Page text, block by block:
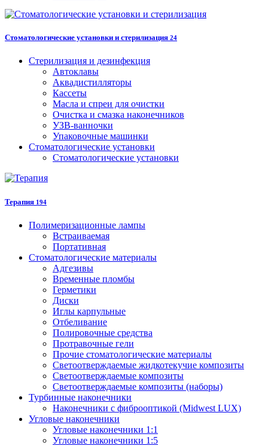
Стоматологические установки и стерилизация 24
Стерилизация и дезинфекция
Автоклавы
Аквадистилляторы
Кассеты
Масла и спреи для очистки
Очистка и смазка наконечников
УЗВ-ванночки
Упаковочные машинки
Стоматологические установки
Стоматологические установки
Терапия 194
Полимеризационные лампы
Встраиваемая
Портативная
Стоматологические материалы
Адгезивы
Временные пломбы
Герметики
Диски
Иглы карпульные
Отбеливание
Полировочные средства
Протравочные гели
Прочие стоматологические материалы
Светоотверждаемые жидкотекучие композиты
Светоотверждаемые композиты
Светоотверждаемые композиты (наборы)
Турбинные наконечники
Наконечники с фиброоптикой (Midwest LUX)
Угловые наконечники
Угловые наконечники 1:1
Угловые наконечники 1:5